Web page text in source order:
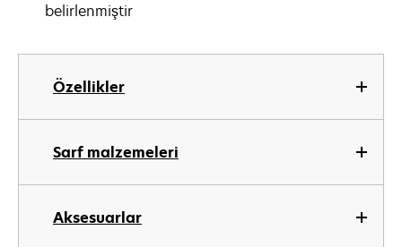
Özellikler
Sarf malzemeleri
Aksesuarlar
belirlenmiştir